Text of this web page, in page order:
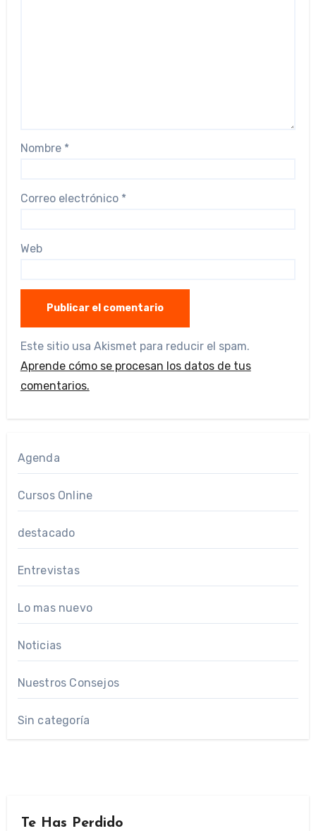
Nombre *
Correo electrónico *
Web
Este sitio usa Akismet para reducir el spam.
Aprende cómo se procesan los datos de tus
comentarios.
Agenda
Cursos Online
destacado
Entrevistas
Lo mas nuevo
Noticias
Nuestros Consejos
Sin categoría
Te Has Perdido